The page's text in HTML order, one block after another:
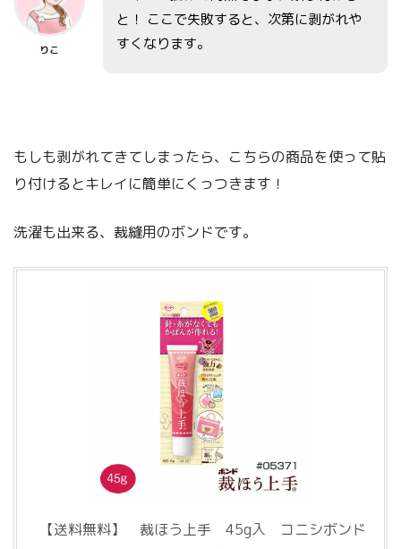
りこ
と！ ここで失敗すると、次第に剥がれや
すくなります。
もしも剥がれてきてしまったら、こちらの商品を使って貼
り付けるとキレイに簡単にくっつきます！
洗濯も出来る、裁縫用のボンドです。
【送料無料】 裁ほう上手 45g入 コニシボンド